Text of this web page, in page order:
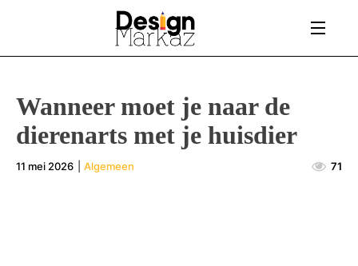
Wanneer moet je naar de
dierenarts met je huisdier
11 mei 2026 Algemeen 71